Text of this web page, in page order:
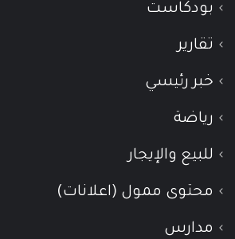
بودكاست
تقارير
خبر رئيسي
رياضة
للبيع والإيجار
محتوى ممول (اعلانات)
مدارس